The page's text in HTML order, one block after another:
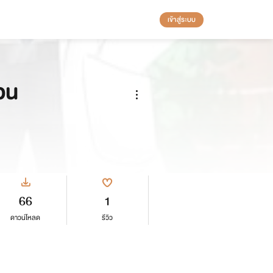
เข้าสู่ระบบ
66
ดาวน์โหลด
1
รีวิว